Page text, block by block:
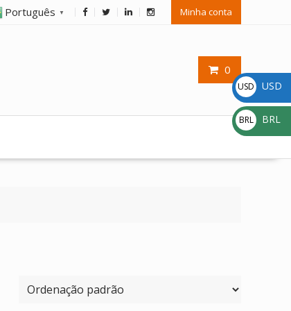
Português ▼ Minha conta
0
USD
$
USD
BRL
R$
BRL